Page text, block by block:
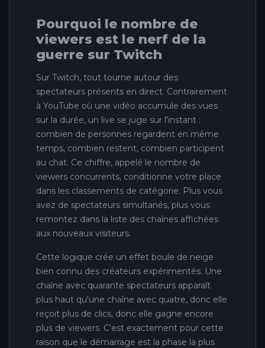
Pourquoi le nombre de
viewers est le nerf de la
guerre sur Twitch
Sur Twitch, tout tourne autour des
spectateurs présents en direct. Contrairement
à YouTube où une vidéo accumule des vues
sur la durée, un live se juge sur l'instant :
combien de personnes regardent en même
temps, combien restent, combien participent
au chat. Ce chiffre, appelé le nombre de
viewers concurrents, conditionne votre place
dans les classements de catégorie. Plus vous
avez de spectateurs simultanés, plus vous
remontez dans la liste des chaînes affichées
aux nouveaux visiteurs.
Cette logique crée un effet boule de neige
bien connu des créateurs expérimentés. Une
chaîne avec quarante spectateurs apparaît
plus haut qu'une chaîne avec quatre, donc elle
reçoit plus de clics, donc elle gagne encore
plus de viewers. C'est exactement pour cette
raison que le démarrage est la phase la plus